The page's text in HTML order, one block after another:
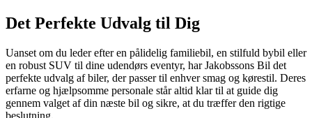
Det Perfekte Udvalg til Dig
Uanset om du leder efter en pålidelig familiebil, en stilfuld bybil eller
en robust SUV til dine udendørs eventyr, har Jakobssons Bil det
perfekte udvalg af biler, der passer til enhver smag og kørestil. Deres
erfarne og hjælpsomme personale står altid klar til at guide dig
gennem valget af din næste bil og sikre, at du træffer den rigtige
beslutning.